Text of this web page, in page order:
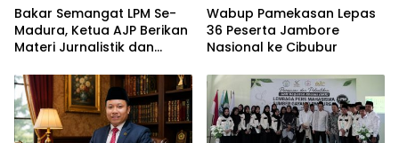
Bakar Semangat LPM Se-
Madura, Ketua AJP Berikan
Materi Jurnalistik dan
Wabup Pamekasan Lepas
36 Peserta Jambore
Nasional ke Cibubur